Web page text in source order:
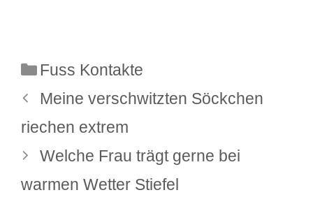
Kategorien
Fuss Kontakte
Meine verschwitzten Söckchen
riechen extrem
Welche Frau trägt gerne bei
warmen Wetter Stiefel